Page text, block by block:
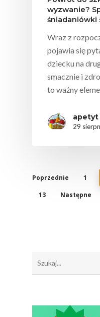
wyzwanie?
śniadaniówki
Wraz z
pojawia się
dziecku na
smacznie i
to ważny
apetyt
29
Poprzednie 1
13 Następne